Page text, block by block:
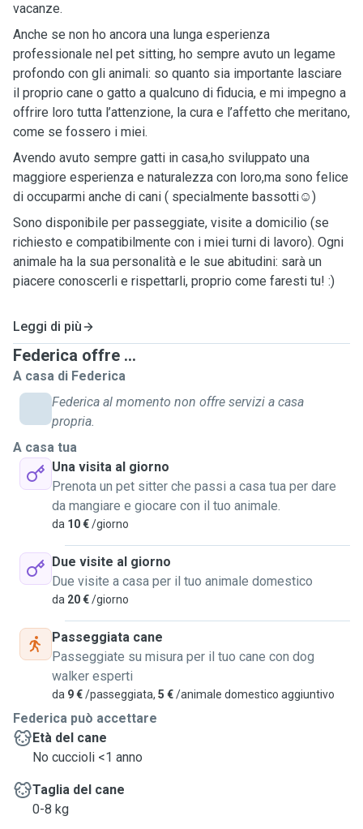
vacanze.
Anche se non ho ancora una lunga esperienza
professionale nel pet sitting, ho sempre avuto un legame
profondo con gli animali: so quanto sia importante lasciare
il proprio cane o gatto a qualcuno di fiducia, e mi impegno a
offrire loro tutta l’attenzione, la cura e l’affetto che meritano,
come se fossero i miei.
Avendo avuto sempre gatti in casa,ho sviluppato una
maggiore esperienza e naturalezza con loro,ma sono felice
di occuparmi anche di cani ( specialmente bassotti☺️)
Sono disponibile per passeggiate, visite a domicilio (se
richiesto e compatibilmente con i miei turni di lavoro). Ogni
animale ha la sua personalità e le sue abitudini: sarà un
piacere conoscerli e rispettarli, proprio come faresti tu! :)
Leggi di più
Federica offre ...
A casa di Federica
Federica al momento non offre servizi a casa
propria.
A casa tua
Una visita al giorno
Prenota un pet sitter che passi a casa tua per dare
da mangiare e giocare con il tuo animale.
da 10 €/giorno
Due visite al giorno
Due visite a casa per il tuo animale domestico
da 20 €/giorno
Passeggiata cane
Passeggiate su misura per il tuo cane con dog
walker esperti
da 9 €/passeggiata, 5 €/animale domestico aggiuntivo
Federica può accettare
Età del cane
No cuccioli <1 anno
Taglia del cane
0-8 kg